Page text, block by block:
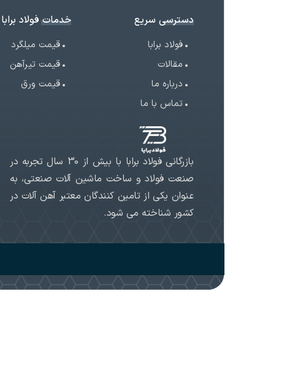
دسترسی سریع
فولاد برابا
مقالات
درباره ما
تماس با ما
خدمات فولاد برابا
قیمت میلگرد
قیمت تیرآهن
قیمت ورق
بازرگانی فولاد برابا با بیش از 30 سال تجربه در
صنعت فولاد و ساخت ماشین آلات صنعتی، به
عنوان یکی از تامین کنندگان معتبر آهن آلات در
کشور شناخته می شود.